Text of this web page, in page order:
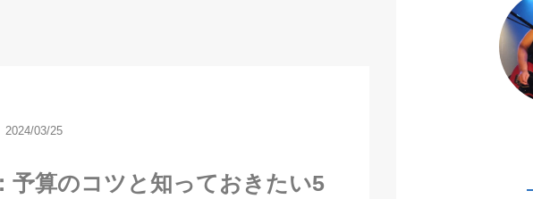
2024/03/25
予算のコツと知っておきたい5